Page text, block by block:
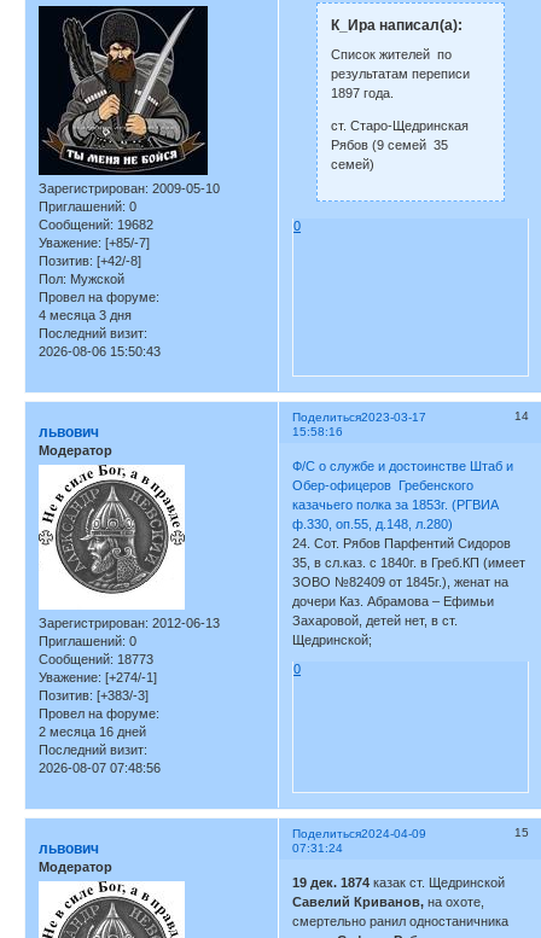
Зарегистрирован: 2009-05-10
Приглашений: 0
Сообщений: 19682
Уважение: [+85/-7]
Позитив: [+42/-8]
Пол: Мужской
Провел на форуме:
4 месяца 3 дня
Последний визит:
2026-08-06 15:50:43
К_Ира написал(а):
Список жителей по
результатам переписи
1897 года.
ст. Старо-Щедринская
Рябов (9 семей 35
семей)
0
Поделиться 14
2023-03-17
15:58:16
львович
Модератор
Зарегистрирован: 2012-06-13
Приглашений: 0
Сообщений: 18773
Уважение: [+274/-1]
Позитив: [+383/-3]
Провел на форуме:
2 месяца 16 дней
Последний визит:
2026-08-07 07:48:56
Ф/С о службе и достоинстве Штаб и
Обер-офицеров Гребенского
казачьего полка за 1853г. (РГВИА
ф.330, оп.55, д.148, л.280)
24. Сот. Рябов Парфентий Сидоров
35, в сл.каз. с 1840г. в Греб.КП (имеет
ЗОВО №82409 от 1845г.), женат на
дочери Каз. Абрамова – Ефимьи
Захаровой, детей нет, в ст.
Щедринской;
0
Поделиться 15
2024-04-09
07:31:24
львович
Модератор
19 дек. 1874 казак ст. Щедринской
Савелий Криванов, на охоте,
смертельно ранил одностаничника